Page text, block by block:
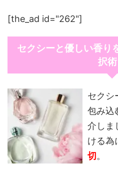
[the_ad id="262"]
セクシーと優しい香り
択術
セクシ
包み込
介しま
ける為
切。